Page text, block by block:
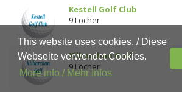
Kestell Golf Club
9 Löcher
Kilbarchan Golf
9 Löcher
This website uses cookies. / Diese
Webseite verwendet Cookies.
More info / Mehr Infos